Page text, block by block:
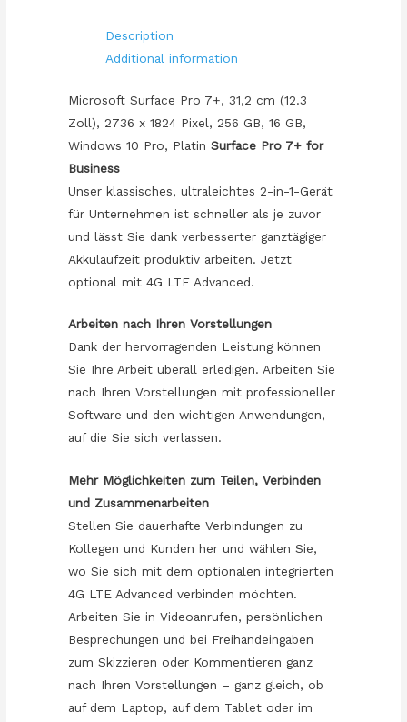
Description
Additional information
Microsoft Surface Pro 7+, 31,2 cm (12.3
Zoll), 2736 x 1824 Pixel, 256 GB, 16 GB,
Windows 10 Pro, PlatinSurface Pro 7+ for
Business
Unser klassisches, ultraleichtes 2-in-1-Gerät
für Unternehmen ist schneller als je zuvor
und lässt Sie dank verbesserter ganztägiger
Akkulaufzeit produktiv arbeiten. Jetzt
optional mit 4G LTE Advanced.
Arbeiten nach Ihren Vorstellungen
Dank der hervorragenden Leistung können
Sie Ihre Arbeit überall erledigen. Arbeiten Sie
nach Ihren Vorstellungen mit professioneller
Software und den wichtigen Anwendungen,
auf die Sie sich verlassen.
Mehr Möglichkeiten zum Teilen, Verbinden
und Zusammenarbeiten
Stellen Sie dauerhafte Verbindungen zu
Kollegen und Kunden her und wählen Sie,
wo Sie sich mit dem optionalen integrierten
4G LTE Advanced verbinden möchten.
Arbeiten Sie in Videoanrufen, persönlichen
Besprechungen und bei Freihandeingaben
zum Skizzieren oder Kommentieren ganz
nach Ihren Vorstellungen – ganz gleich, ob
auf dem Laptop, auf dem Tablet oder im